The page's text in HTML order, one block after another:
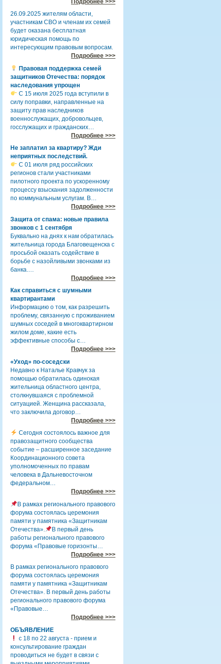
26.09.2025 жителям области,
участникам СВО и членам их семей
будет оказана бесплатная
юридическая помощь по
интересующим правовым вопросам.
Подробнее >>>
Правовая поддержка семей
защитников Отечества: порядок
наследования упрощен
С 15 июля 2025 года вступили в
силу поправки, направленные на
защиту прав наследников
военнослужащих, добровольцев,
госслужащих и гражданских…
Подробнее >>>
Не заплатил за квартиру? Жди
неприятных последствий.
С 01 июля ряд российских
регионов стали участниками
пилотного проекта по ускоренному
процессу взыскания задолженности
по коммунальным услугам. В…
Подробнее >>>
Защита от спама: новые правила
звонков с 1 сентября
Буквально на днях к нам обратилась
жительница города Благовещенска с
просьбой оказать содействие в
борьбе с назойливыми звонками из
банка.…
Подробнее >>>
Как справиться с шумными
квартирантами
Информацию о том, как разрешить
проблему, связанную с проживанием
шумных соседей в многоквартирном
жилом доме, какие есть
эффективные способы с…
Подробнее >>>
«Уход» по-соседски
Недавно к Наталье Кравчук за
помощью обратилась одинокая
жительница областного центра,
столкнувшаяся с проблемной
ситуацией. Женщина рассказала,
что заключила договор…
Подробнее >>>
Сегодня состоялось важное для
правозащитного сообщества
событие – расширенное заседание
Координационного совета
уполномоченных по правам
человека в Дальневосточном
федеральном…
Подробнее >>>
В рамках регионального правового
форума состоялась церемония
памяти у памятника «Защитникам
Отечества».
В первый день
работы регионального правового
форума «Правовые горизонты…
Подробнее >>>
В рамках регионального правового
форума состоялась церемония
памяти у памятника «Защитникам
Отечества». В первый день работы
регионального правового форума
«Правовые…
Подробнее >>>
ОБЪЯВЛЕНИЕ
с 18 по 22 августа - прием и
консультирование граждан
проводиться не будет в связи с